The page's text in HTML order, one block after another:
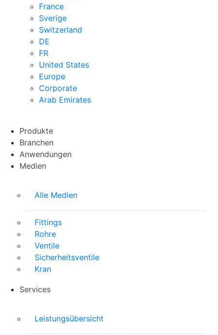
France
Sverige
Switzerland
DE
FR
United States
Europe
Corporate
Arab Emirates
Produkte
Branchen
Anwendungen
Medien
Alle Medien
Fittings
Rohre
Ventile
Sicherheitsventile
Kran
Services
Leistungsübersicht